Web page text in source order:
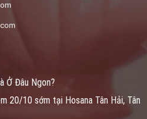
Ở Đâu Ngon?
20/10 sớm tại Hosana Tân Hải, Tân